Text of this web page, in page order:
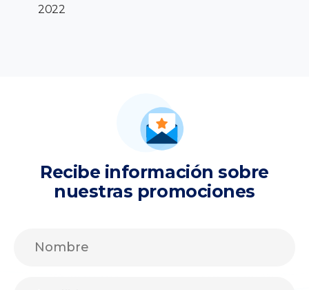
2022
Recibe información sobre
nuestras promociones